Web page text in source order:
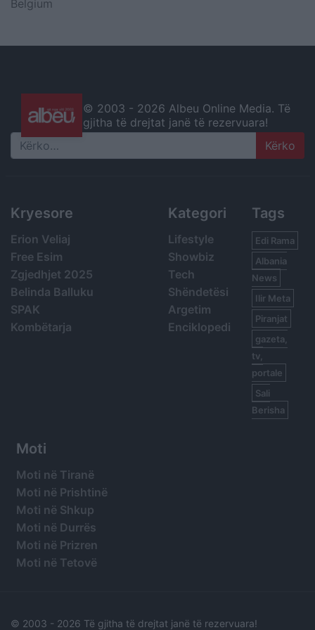
Belgium
© 2003 - 2026 Albeu Online Media. Të
gjitha të drejtat janë të rezervuara!
Search
Kryesore
Erion Veliaj
Free Esim
Zgjedhjet 2025
Belinda Balluku
SPAK
Kombëtarja
Kategori
Lifestyle
Showbiz
Tech
Shëndetësi
Argetim
Enciklopedi
Tags
Edi Rama
Albania
News
Ilir Meta
Piranjat
gazeta,
tv,
portale
Sali
Berisha
Moti
Moti në Tiranë
Moti në Prishtinë
Moti në Shkup
Moti në Durrës
Moti në Prizren
Moti në Tetovë
© 2003 - 2026 Të gjitha të drejtat janë të rezervuara!